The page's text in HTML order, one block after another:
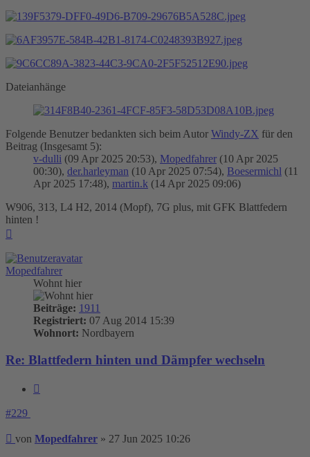
Dateianhänge
Folgende Benutzer bedankten sich beim Autor Windy-ZX für den
Beitrag (Insgesamt 5):
v-dulli (09 Apr 2025 20:53), Mopedfahrer (10 Apr 2025
00:30), der.harleyman (10 Apr 2025 07:54), Boesermichl (11
Apr 2025 17:48), martin.k (14 Apr 2025 09:06)
W906, 313, L4 H2, 2014 (Mopf), 7G plus, mit GFK Blattfedern
hinten !
Mopedfahrer
Wohnt hier
Beiträge: 1911
Registriert: 07 Aug 2014 15:39
Wohnort: Nordbayern
Re: Blattfedern hinten und Dämpfer wechseln
#229
Beitrag
von Mopedfahrer » 27 Jun 2025 10:26